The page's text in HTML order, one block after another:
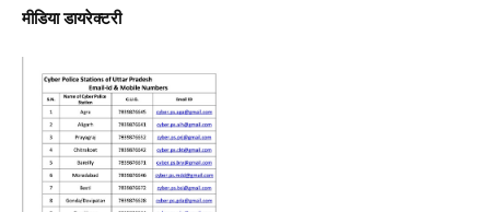
मीडिया डायरेक्टरी